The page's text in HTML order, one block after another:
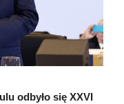
odbyło się XXVI